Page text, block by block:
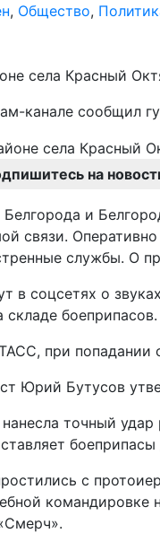
, Общество,
села Красный
канале сообщил
на
и
связи.
службы. О
в соцсетях о
боеприпасов.
при попадании
Юрий Бутусов
нанесла точный
с